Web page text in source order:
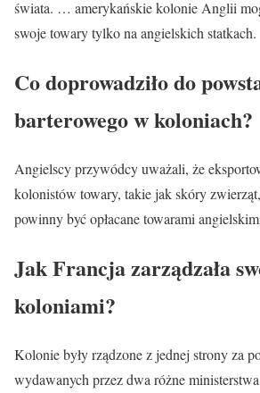
świata. … amerykańskie kolonie Anglii
swoje towary tylko na angielskich statkach.
Co doprowadziło do
barterowego w koloniach?
Angielscy przywódcy uważali, że
kolonistów towary, takie jak skóry
powinny być opłacane towarami
Jak Francja zarządzała
koloniami?
Kolonie były rządzone z jednej strony za
wydawanych przez dwa różne